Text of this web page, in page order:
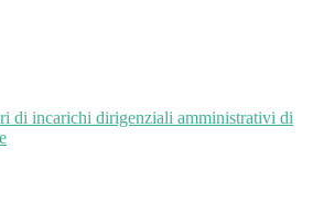
di incarichi dirigenziali amministrativi di